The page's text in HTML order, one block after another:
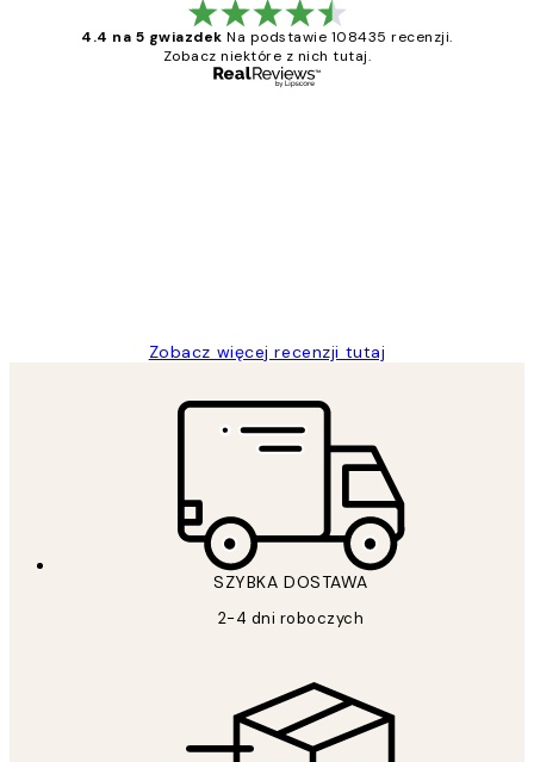
4.4 na 5 gwiazdek Na podstawie 108435 recenzji.
Zobacz niektóre z nich tutaj.
Zobacz więcej recenzji tutaj
SZYBKA DOSTAWA
2-4 dni roboczych